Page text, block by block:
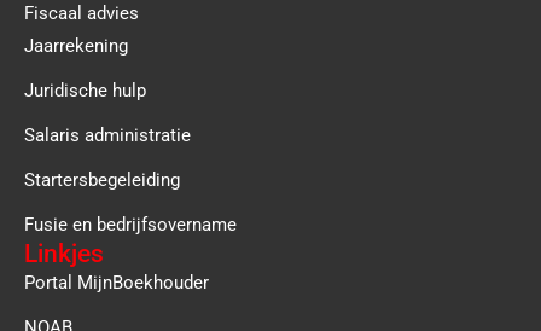
Fiscaal advies
Jaarrekening
Juridische hulp
Salaris administratie
Startersbegeleiding
Fusie en bedrijfsovername
Linkjes
Portal MijnBoekhouder